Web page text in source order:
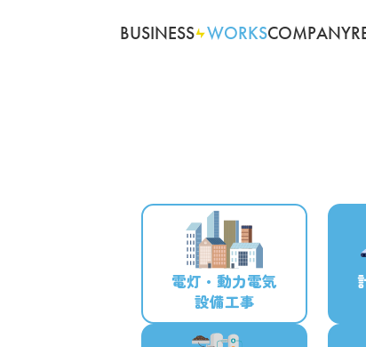
BUSINESS WORKSCOMPANY
電灯・動力電気
設備工事